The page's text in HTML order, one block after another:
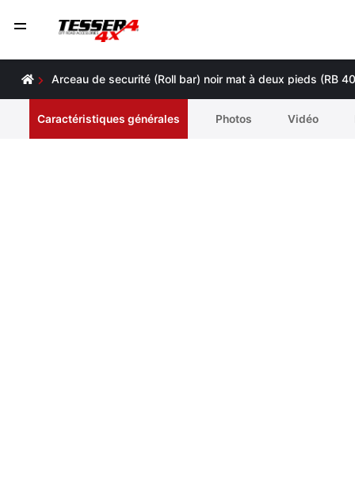
Arceau de securité (Roll bar) noir mat à deux pieds (RB
Caractéristiques générales Photos Vidéo